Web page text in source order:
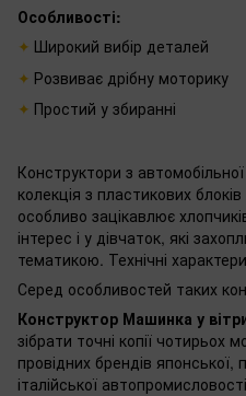
Особливості:
Широкий вибір деталей
Розвиває дрібну моторику
Простий у збиранні
Конструктори з
колекція з пластикових
особливо зацікавлює
інтерес і у дівчаток, які
тематикою. ‌Технічні
Серед особливостей таких
Конструктор Машинка у
зібрати точні копії чотирьох
провідних брендів японської,
італійської